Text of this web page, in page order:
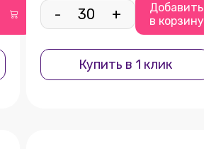
- +
Добавить
в корзину
Купить в 1 клик